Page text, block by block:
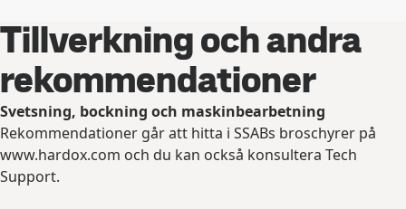
Tillverkning och andra
rekommendationer
Svetsning, bockning och maskinbearbetning
Rekommendationer går att hitta i SSABs broschyrer på
www.hardox.com och du kan också konsultera Tech
Support.